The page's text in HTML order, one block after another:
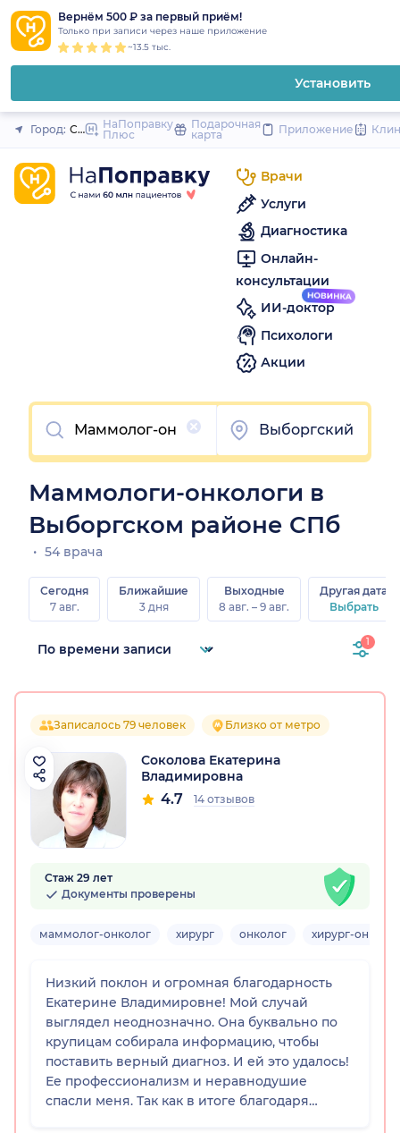
Вернём 500 ₽ за первый приём!
Только при записи через наше приложение
~13.5 тыс.
Установить
Закрыть
Город: Санкт-Петербург
НаПоправку
Плюс
Подарочная
карта
Приложение
Врачи
Услуги
Диагностика
Онлайн-
консультации
ИИ-доктор
Психологи
Акции
Очистить
Выборгский
Маммологи-онкологи в
Выборгском районе СПб
54 врача
Сегодня
7 авг.
Ближайшие
3 дня
Выходные
8 авг. – 9 авг.
Другая дата
Выбрать
1
Записалось 79 человек Близко от метро
Соколова Екатерина
Владимировна
4.7 14 отзывов
Стаж 29 лет
Документы проверены
маммолог-онколог хирург онколог хирург-
Низкий поклон и огромная благодарность
Екатерине Владимировне! Мой случай
выглядел неоднозначно. Она буквально по
крупицам собирала информацию, чтобы
поставить верный диагноз. И ей это удалось!
Ее профессионализм и неравнодушие
спасли меня. Так как в итоге благодаря